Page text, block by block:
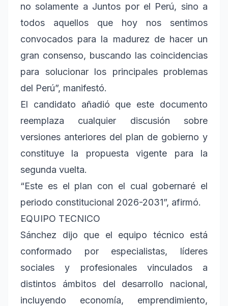
no solamente a Juntos por el Perú, sino a
todos aquellos que hoy nos sentimos
convocados para la madurez de hacer un
gran consenso, buscando las coincidencias
para solucionar los principales problemas
del Perú”, manifestó.
El candidato añadió que este documento
reemplaza cualquier discusión sobre
versiones anteriores del plan de gobierno y
constituye la propuesta vigente para la
segunda vuelta.
“Este es el plan con el cual gobernaré el
periodo constitucional 2026-2031”, afirmó.
EQUIPO TECNICO
Sánchez dijo que el equipo técnico está
conformado por especialistas, líderes
sociales y profesionales vinculados a
distintos ámbitos del desarrollo nacional,
incluyendo economía, emprendimiento,